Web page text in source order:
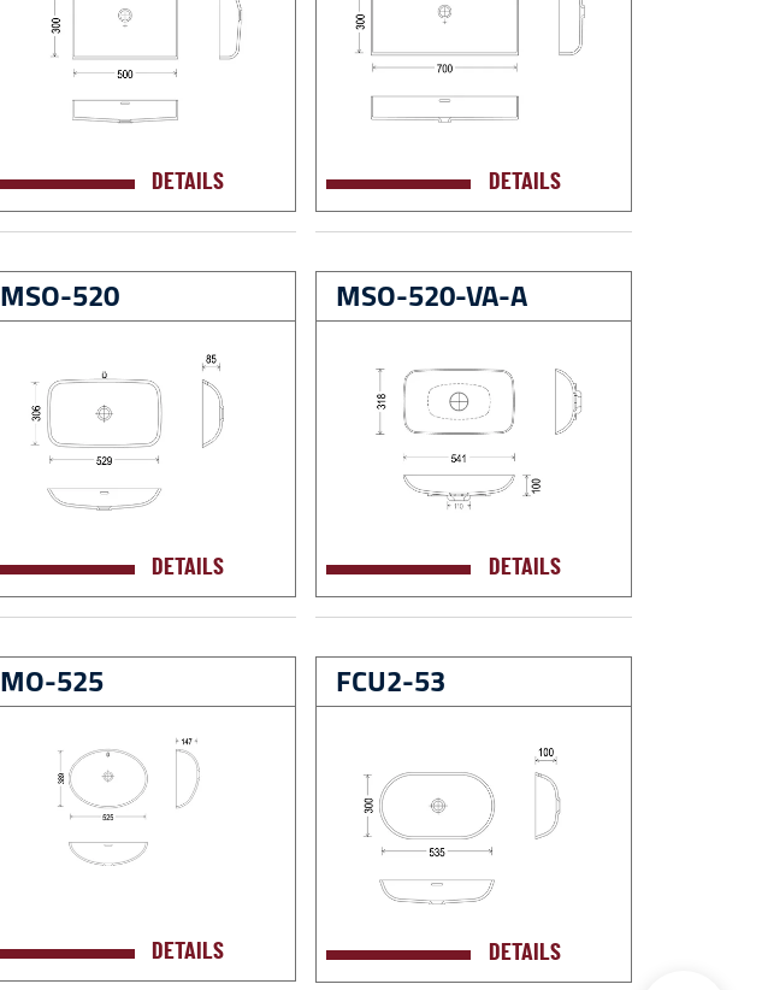
DETAILS DETAILS
MSO-520
DETAILS
MSO-520-VA-A
DETAILS
MO-525
DETAILS
FCU2-53
DETAILS